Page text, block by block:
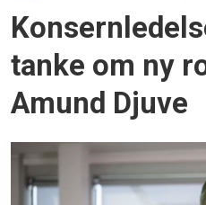
tanke om ny
Amund Djuve